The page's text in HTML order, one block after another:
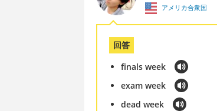
アメリカ合衆国
回答
finals week
exam week
dead week